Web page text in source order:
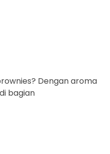
Dengan aroma
bagian